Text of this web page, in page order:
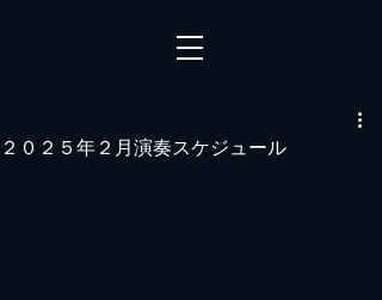
２０２５年２月演奏スケジュール